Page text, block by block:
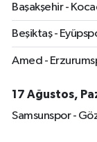
Başakşehir -
Beşiktaş -
Amed -
17 Ağustos,
Samsunspor -